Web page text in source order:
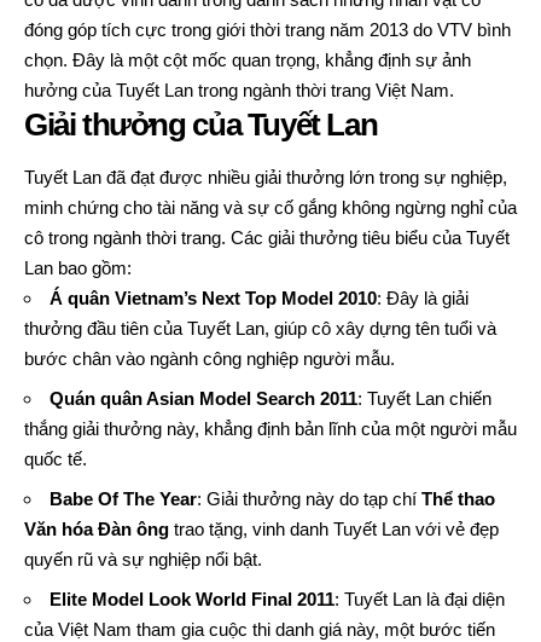
đóng góp tích cực trong giới thời trang năm 2013 do VTV bình
chọn. Đây là một cột mốc quan trọng, khẳng định sự ảnh
hưởng của Tuyết Lan trong ngành thời trang Việt Nam.
Giải thưởng của Tuyết Lan
Tuyết Lan đã đạt được nhiều giải thưởng lớn trong sự nghiệp,
minh chứng cho tài năng và sự cố gắng không ngừng nghỉ của
cô trong ngành thời trang. Các giải thưởng tiêu biểu của Tuyết
Lan bao gồm:
Á quân Vietnam’s Next Top Model 2010: Đây là giải
thưởng đầu tiên của Tuyết Lan, giúp cô xây dựng tên tuổi và
bước chân vào ngành công nghiệp người mẫu.
Quán quân Asian Model Search 2011: Tuyết Lan chiến
thắng giải thưởng này, khẳng định bản lĩnh của một người mẫu
quốc tế.
Babe Of The Year: Giải thưởng này do tạp chí Thể thao
Văn hóa Đàn ông trao tặng, vinh danh Tuyết Lan với vẻ đẹp
quyến rũ và sự nghiệp nổi bật.
Elite Model Look World Final 2011: Tuyết Lan là đại diện
của Việt Nam tham gia cuộc thi danh giá này, một bước tiến